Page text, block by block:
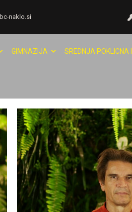
bc-naklo.si
GIMNAZIJA SREDNJA POKLICNA